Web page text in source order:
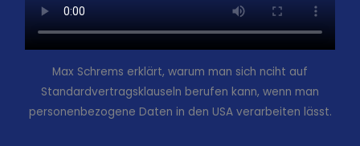
Max Schrems erklärt, warum man sich nciht auf
Standardvertragsklauseln berufen kann, wenn man
personenbezogene Daten in den USA verarbeiten lässt.